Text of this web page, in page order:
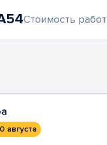
Стоимость
августа